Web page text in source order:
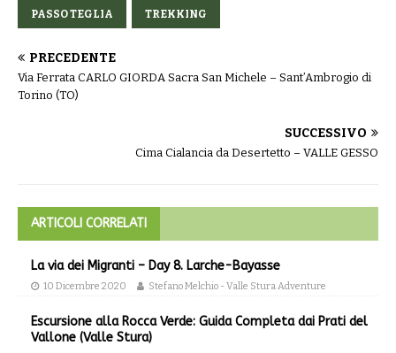
PASSO TEGLIA TREKKING
PRECEDENTE
Via Ferrata CARLO GIORDA Sacra San Michele – Sant’Ambrogio di
Torino (TO)
SUCCESSIVO
Cima Cialancia da Desertetto – VALLE GESSO
ARTICOLI CORRELATI
La via dei Migranti – Day 8. Larche-Bayasse
10 Dicembre 2020 Stefano Melchio - Valle Stura Adventure
Escursione alla Rocca Verde: Guida Completa dai Prati del
Vallone (Valle Stura)